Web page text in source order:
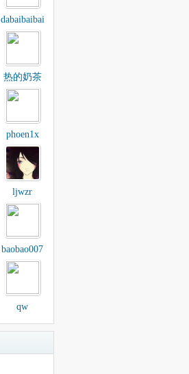
dabaibaibai
热的奶茶
phoen1x
ljwzr
baobao007
qw